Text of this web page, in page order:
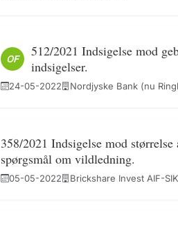
OF
512/2021 Indsigelse mod
indsigelser.
24-05-2022 Nordjyske Bank (nu
358/2021 Indsigelse mod
spørgsmål om vildledning.
05-05-2022 Brickshare Invest AIF-